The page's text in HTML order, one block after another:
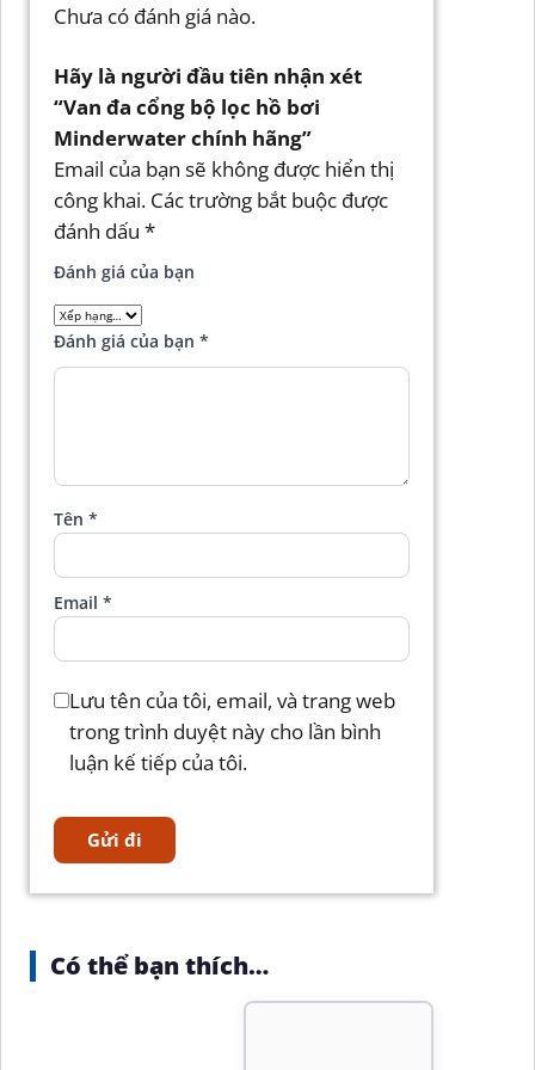
Chưa có đánh giá nào.
Hãy là người đầu tiên nhận xét
“Van đa cổng bộ lọc hồ bơi
Minderwater chính hãng”
Email của bạn sẽ không được hiển thị
công khai. Các trường bắt buộc được
đánh dấu *
Đánh giá của bạn
Đánh giá của bạn *
Tên *
Email *
Lưu tên của tôi, email, và trang web
trong trình duyệt này cho lần bình
luận kế tiếp của tôi.
Có thể bạn thích…